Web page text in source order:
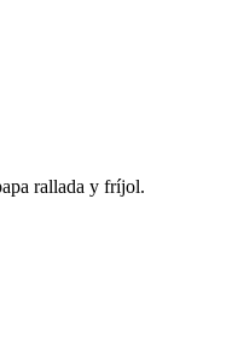
rallada y fríjol.